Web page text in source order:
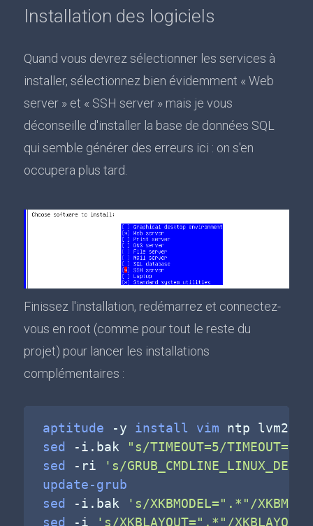
Installation des logiciels
Quand vous devrez sélectionner les services à
installer, sélectionnez bien évidemment « Web
server » et « SSH server » mais je vous
déconseille d'installer la base de données SQL
qui semble générer des erreurs ici : on s'en
occupera plus tard.
Finissez l'installation, redémarrez et connectez-
vous en root (comme pour tout le reste du
projet) pour lancer les installations
complémentaires :
aptitude -y install
vim
sed
-i.bak
"s/TIMEOUT=5/TIMEOUT=1/
sed
-ri
's/
update-grub
sed
-i.bak
's/XKBMODEL=".*"/
sed
-i 's/XKBLAYOUT=".*"/